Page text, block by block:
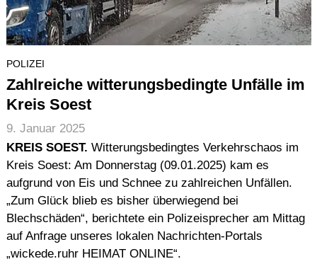
POLIZEI
Zahlreiche witterungsbedingte Unfälle im
Kreis Soest
9. Januar 2025
KREIS SOEST. Witterungsbedingtes Verkehrschaos im
Kreis Soest: Am Donnerstag (09.01.2025) kam es
aufgrund von Eis und Schnee zu zahlreichen Unfällen.
„Zum Glück blieb es bisher überwiegend bei
Blechschäden“, berichtete ein Polizeisprecher am Mittag
auf Anfrage unseres lokalen Nachrichten-Portals
„wickede.ruhr HEIMAT ONLINE“.